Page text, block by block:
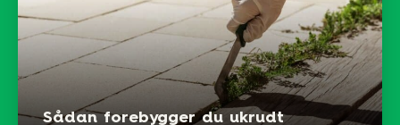
Sådan forebygger du ukrudt